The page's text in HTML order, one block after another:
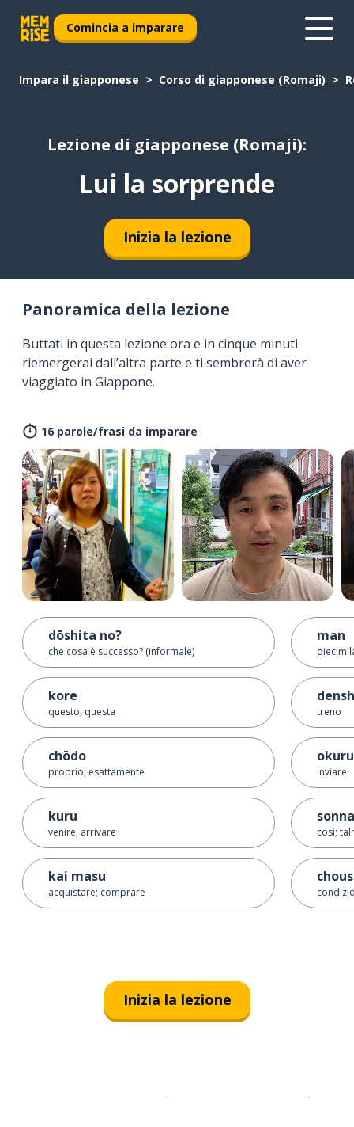
Comincia a imparare
Impara il giapponese Corso di giapponese (Romaji)
Lezione di giapponese (Romaji):
Lui la sorprende
Inizia la lezione
Panoramica della lezione
Buttati in questa lezione ora e in cinque minuti
riemergerai dall’altra parte e ti sembrerà di aver
viaggiato in Giappone.
16 parole/frasi da imparare
dōshita no?
che cosa è successo? (informale)
kore
questo; questa
chōdo
proprio; esattamente
kuru
venire; arrivare
kai masu
acquistare; comprare
man
treno
okuru
inviare
sonna
così;
Inizia la lezione